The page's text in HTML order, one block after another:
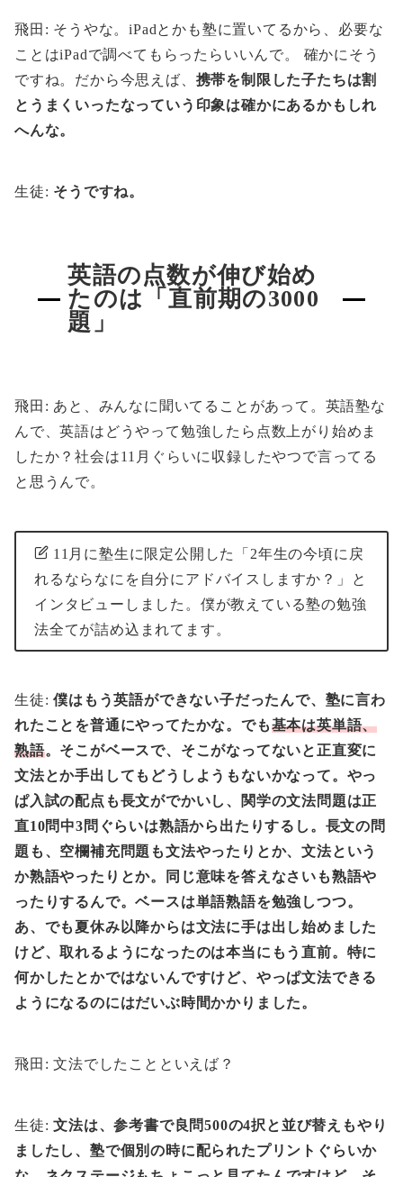
飛田: そうやな。iPadとかも塾に置いてるから、必要な
ことはiPadで調べてもらったらいいんで。 確かにそう
ですね。だから今思えば、 携帯を制限した子たちは割
とうまくいったなっていう印象は確かにあるかもしれ
へんな。
生徒: そうですね。
英語の点数が伸び始め
たのは「直前期の3000
題」
飛田: あと、みんなに聞いてることがあって。英語塾な
んで、英語はどうやって勉強したら点数上がり始めま
したか？社会は11月ぐらいに収録したやつで言ってる
と思うんで。
11月に塾生に限定公開した「2年生の今頃に戻
れるならなにを自分にアドバイスしますか？」と
インタビューしました。僕が教えている塾の勉強
法全てが詰め込まれてます。
生徒:僕はもう英語ができない子だったんで、塾に言わ
れたことを普通にやってたかな。でも基本は英単語、
熟語。そこがベースで、そこがなってないと正直変に
文法とか手出してもどうしようもないかなって。やっ
ぱ入試の配点も長文がでかいし、関学の文法問題は正
直10問中3問ぐらいは熟語から出たりするし。長文の問
題も、空欄補充問題も文法やったりとか、文法という
か熟語やったりとか。同じ意味を答えなさいも熟語や
ったりするんで。ベースは単語熟語を勉強しつつ。
あ、でも夏休み以降からは文法に手は出し始めました
けど、取れるようになったのは本当にもう直前。特に
何かしたとかではないんですけど、やっぱ文法できる
ようになるのにはだいぶ時間かかりました。
飛田: 文法でしたことといえば？
生徒:文法は、参考書で良問500の4択と並び替えもやり
ましたし、塾で個別の時に配られたプリントぐらいか